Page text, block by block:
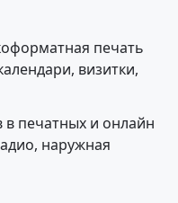
печать
визитки,
в печатных и онлайн
наружная